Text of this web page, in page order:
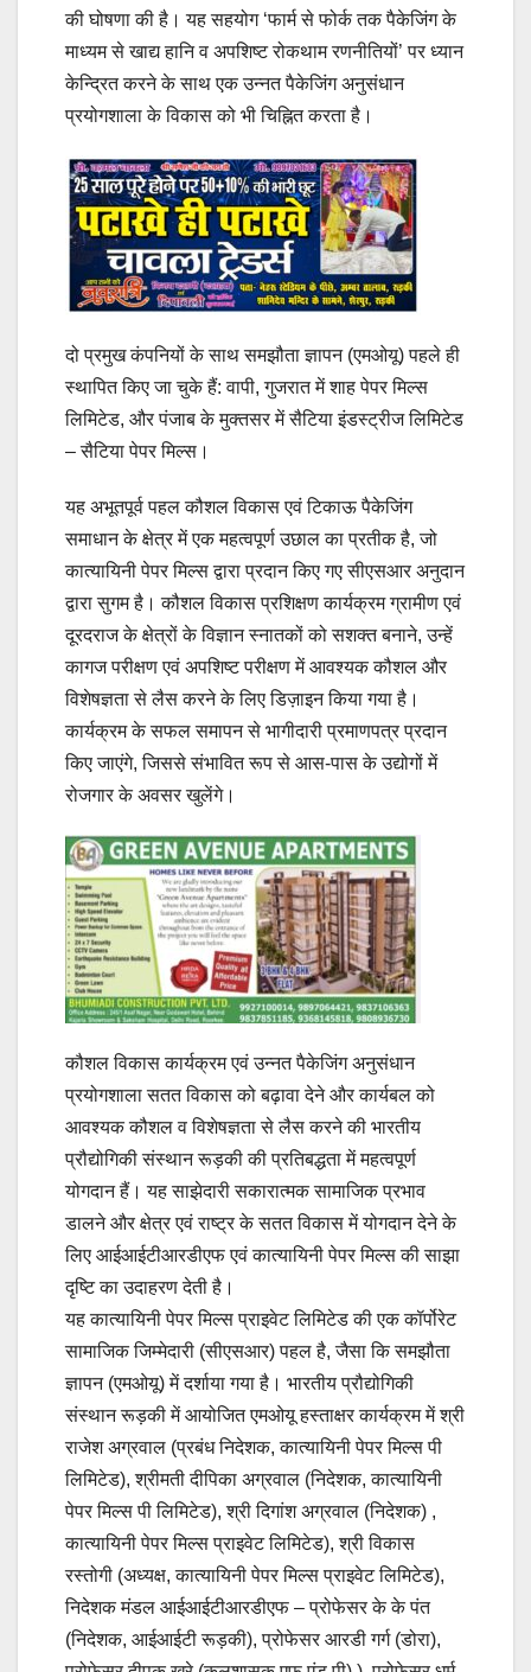
की घोषणा की है। यह सहयोग ‘फार्म से फोर्क तक पैकेजिंग के
माध्यम से खाद्य हानि व अपशिष्ट रोकथाम रणनीतियों’ पर ध्यान
केन्द्रित करने के साथ एक उन्नत पैकेजिंग अनुसंधान
प्रयोगशाला के विकास को भी चिह्नित करता है।
दो प्रमुख कंपनियों के साथ समझौता ज्ञापन (एमओयू) पहले ही
स्थापित किए जा चुके हैं: वापी, गुजरात में शाह पेपर मिल्स
लिमिटेड, और पंजाब के मुक्तसर में सैटिया इंडस्ट्रीज लिमिटेड
– सैटिया पेपर मिल्स।
यह अभूतपूर्व पहल कौशल विकास एवं टिकाऊ पैकेजिंग
समाधान के क्षेत्र में एक महत्वपूर्ण उछाल का प्रतीक है, जो
कात्यायिनी पेपर मिल्स द्वारा प्रदान किए गए सीएसआर अनुदान
द्वारा सुगम है। कौशल विकास प्रशिक्षण कार्यक्रम ग्रामीण एवं
दूरदराज के क्षेत्रों के विज्ञान स्नातकों को सशक्त बनाने, उन्हें
कागज परीक्षण एवं अपशिष्ट परीक्षण में आवश्यक कौशल और
विशेषज्ञता से लैस करने के लिए डिज़ाइन किया गया है।
कार्यक्रम के सफल समापन से भागीदारी प्रमाणपत्र प्रदान
किए जाएंगे, जिससे संभावित रूप से आस-पास के उद्योगों में
रोजगार के अवसर खुलेंगे।
कौशल विकास कार्यक्रम एवं उन्नत पैकेजिंग अनुसंधान
प्रयोगशाला सतत विकास को बढ़ावा देने और कार्यबल को
आवश्यक कौशल व विशेषज्ञता से लैस करने की भारतीय
प्रौद्योगिकी संस्थान रूड़की की प्रतिबद्धता में महत्वपूर्ण
योगदान हैं। यह साझेदारी सकारात्मक सामाजिक प्रभाव
डालने और क्षेत्र एवं राष्ट्र के सतत विकास में योगदान देने के
लिए आईआईटीआरडीएफ एवं कात्यायिनी पेपर मिल्स की साझा
दृष्टि का उदाहरण देती है।
यह कात्यायिनी पेपर मिल्स प्राइवेट लिमिटेड की एक कॉर्पोरेट
सामाजिक जिम्मेदारी (सीएसआर) पहल है, जैसा कि समझौता
ज्ञापन (एमओयू) में दर्शाया गया है। भारतीय प्रौद्योगिकी
संस्थान रूड़की में आयोजित एमओयू हस्ताक्षर कार्यक्रम में श्री
राजेश अग्रवाल (प्रबंध निदेशक, कात्यायिनी पेपर मिल्स पी
लिमिटेड), श्रीमती दीपिका अग्रवाल (निदेशक, कात्यायिनी
पेपर मिल्स पी लिमिटेड), श्री दिगांश अग्रवाल (निदेशक) ,
कात्यायिनी पेपर मिल्स प्राइवेट लिमिटेड), श्री विकास
रस्तोगी (अध्यक्ष, कात्यायिनी पेपर मिल्स प्राइवेट लिमिटेड),
निदेशक मंडल आईआईटीआरडीएफ – प्रोफेसर के के पंत
(निदेशक, आईआईटी रूड़की), प्रोफेसर आरडी गर्ग (डोरा),